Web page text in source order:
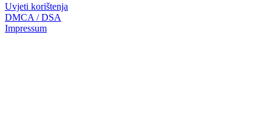
Uvjeti korištenja
DMCA / DSA
Impressum